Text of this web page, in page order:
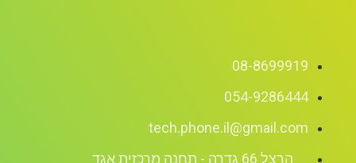
08-8699919
054-9286444
tech.phone.il@gmail.com
הרצל 66 גדרה - תחנה מרכזית אגד